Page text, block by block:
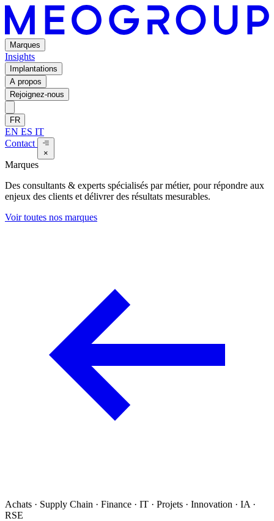
Marques
Insights
Implantations
A propos
Rejoignez-nous
FR
EN ES IT
Contact
×
Marques
Des consultants & experts spécialisés par métier, pour répondre aux
enjeux des clients et délivrer des résultats mesurables.
Voir toutes nos marques
Achats · Supply Chain · Finance · IT · Projets · Innovation · IA ·
RSE